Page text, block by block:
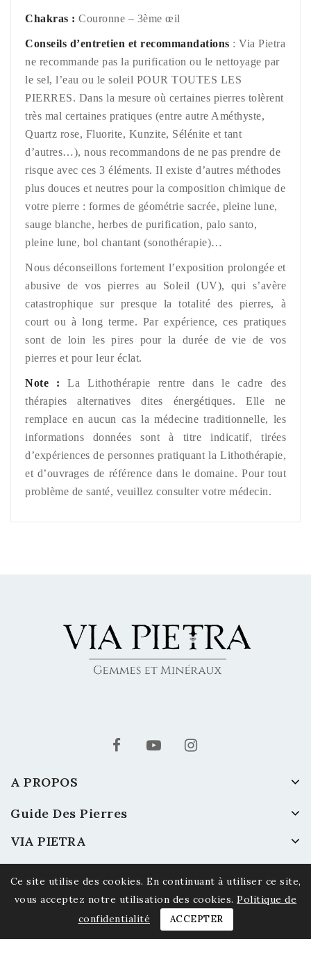
Chakras : Couronne – 3ème œil
Conseils d’entretien et recommandations : Via Pietra
ne recommande pas la purification ou le nettoyage par
le sel, l’eau ou le soleil POUR TOUTES LES
PIERRES. Dans la mesure où certaines pierres tolèrent
très mal certaines pratiques (entre autre Améthyste,
Quartz rose, Fluorite, Kunzite, Sélénite et tant
d’autres…), nous recommandons de ne pas prendre de
risque avec ces 3 éléments. Il existe d’autres méthodes
plus douces et neutres pour la composition chimique de
votre pierre : formes de géométrie sacrée, pleine lune,
sauge blanche, herbes de purification, palo santo,
pleine lune, bol chantant (sonothérapie)…
Nous déconseillons fortement l’exposition prolongée et
abusive de vos pierres au Soleil (UV), qui s’avère
catastrophique sur presque la totalité des pierres, à
court ou à long terme. Par expérience, ces pratiques
sont de loin les pires pour la durée de vie de vos
pierres et pour leur éclat.
Note : La Lithothérapie rentre dans le cadre des
thérapies alternatives dites énergétiques. Elle ne
remplace en aucun cas la médecine traditionnelle, les
informations données sont à titre indicatif, tirées
d’expériences de personnes pratiquant la Lithothérapie,
et d’ouvrages de référence dans le domaine. Pour tout
problème de santé, veuillez consulter votre médecin.
A PROPOS
Guide Des Pierres
VIA PIETRA
Ce site utilise des cookies. En continuant à utiliser ce site,
vous acceptez notre utilisation des cookies. Politique de
confidentialité
ACCEPTER
© 2026 Via Pietra - Gemmes et Minéraux